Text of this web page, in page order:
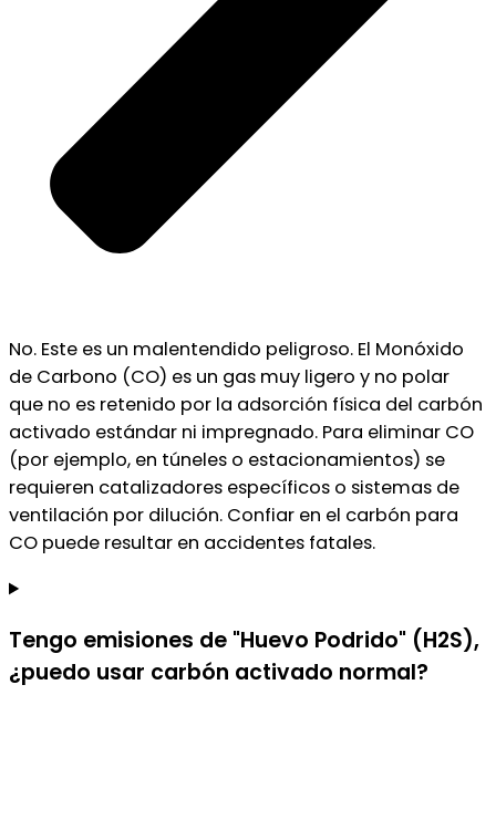
No. Este es un malentendido peligroso. El Monóxido
de Carbono (CO) es un gas muy ligero y no polar
que no es retenido por la adsorción física del carbón
activado estándar ni impregnado. Para eliminar CO
(por ejemplo, en túneles o estacionamientos) se
requieren catalizadores específicos o sistemas de
ventilación por dilución. Confiar en el carbón para
CO puede resultar en accidentes fatales.
Tengo emisiones de "Huevo Podrido" (H2S),
¿puedo usar carbón activado normal?